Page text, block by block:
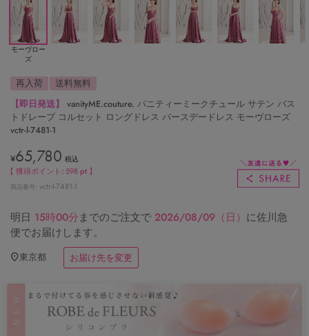
モーヴロー
ズ
再入荷
送料無料
【即日発送】
vanityME.couture. バニティーミークチュール サテン バス
トドレープ コルセット ロングドレス バースデードレス モーヴローズ
vctr-l-7481-1
¥65,780 税込
【 獲得ポイント:598 pt 】
商品番号 vctr-l-7481-1
明日 15時00分までのご注文で 2026/08/09（日） に佐川急
便でお届けします。
東京都 お届け先を変更